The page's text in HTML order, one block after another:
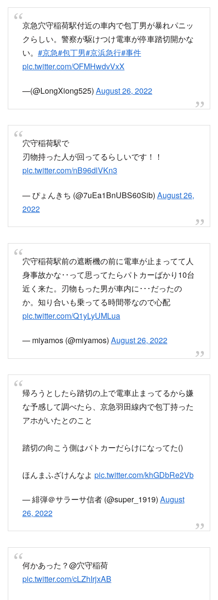
京急穴守稲荷駅付近の車内で包丁男が暴れパニッ
クらしい。警察が駆けつけ電車が停車踏切開かな
い。 #京急#包丁男#京浜急行#事件
pic.twitter.com/OFMHwdvVxX
—(@LongXiong525) August 26, 2022
穴守稲荷駅で
刃物持った人が回ってるらしいです！！
pic.twitter.com/nB96dlVKn3
— ぴょんきち (@7uEa1BnUBS60Sib) August 26,
2022
穴守稲荷駅前の遮断機の前に電車が止まってて人
身事故かな･･って思ってたらパトカーばかり10台
近く来た。刃物もった男が車内に･･･だったの
か。知り合いも乗ってる時間帯なので心配
pic.twitter.com/Q1yLyUMLua
— miyamos (@miyamos) August 26, 2022
帰ろうとしたら踏切の上で電車止まってるから嫌
な予感して調べたら、京急羽田線内で包丁持った
アホがいたとのこと
踏切の向こう側はパトカーだらけになってた()
ほんまふざけんなよ pic.twitter.com/khGDbRe2Vb
— 緋弾＠サラーサ信者 (@super_1919) August
26, 2022
何かあった？@穴守稲荷
pic.twitter.com/cLZhIrjxAB